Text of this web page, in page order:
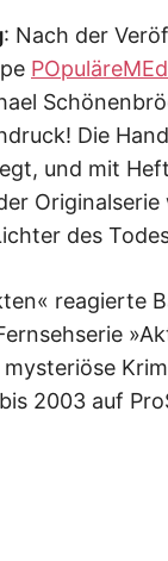
: Nach der
Die
und mit
des
reagierte
2003 auf